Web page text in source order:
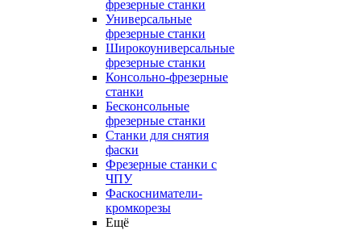
фрезерные станки
Универсальные
фрезерные станки
Широкоуниверсальные
фрезерные станки
Консольно-фрезерные
станки
Бесконсольные
фрезерные станки
Станки для снятия
фаски
Фрезерные станки с
ЧПУ
Фаскосниматели-
кромкорезы
Ещё